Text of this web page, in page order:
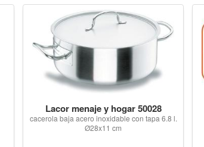
Lacor menaje y hogar 50028
cacerola baja acero inoxidable con tapa 6.8 l.
Ø28x11 cm